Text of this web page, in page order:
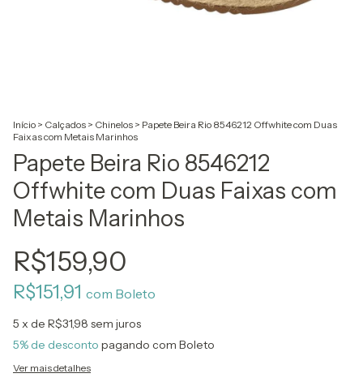
Início > Calçados > Chinelos > Papete Beira Rio 8546212 Offwhite com Duas
Faixas com Metais Marinhos
Papete Beira Rio 8546212
Offwhite com Duas Faixas com
Metais Marinhos
R$159,90
R$151,91 com Boleto
5 x de R$31,98 sem juros
5% de desconto pagando com Boleto
Ver mais detalhes